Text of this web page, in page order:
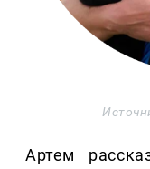
Артем